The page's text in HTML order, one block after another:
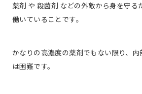
薬剤 や 殺菌剤 などの外敵から身を守る
働いていることです。
かなりの高濃度の薬剤でもない限り、内
は困難です。